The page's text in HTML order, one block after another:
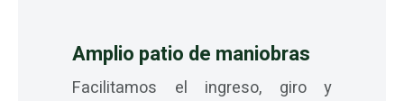
Amplio patio de maniobras
Facilitamos el ingreso, giro y